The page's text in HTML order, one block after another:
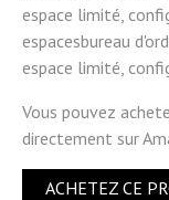
espace limité,
espacesbureau
espace limité,
Vous pouvez
directement sur
ACHETEZ CE